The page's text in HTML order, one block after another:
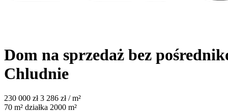
Dom na sprzedaż bez
Chludnie
230 000 zł 3 286 zł / m²
70 m² działka 2000 m²